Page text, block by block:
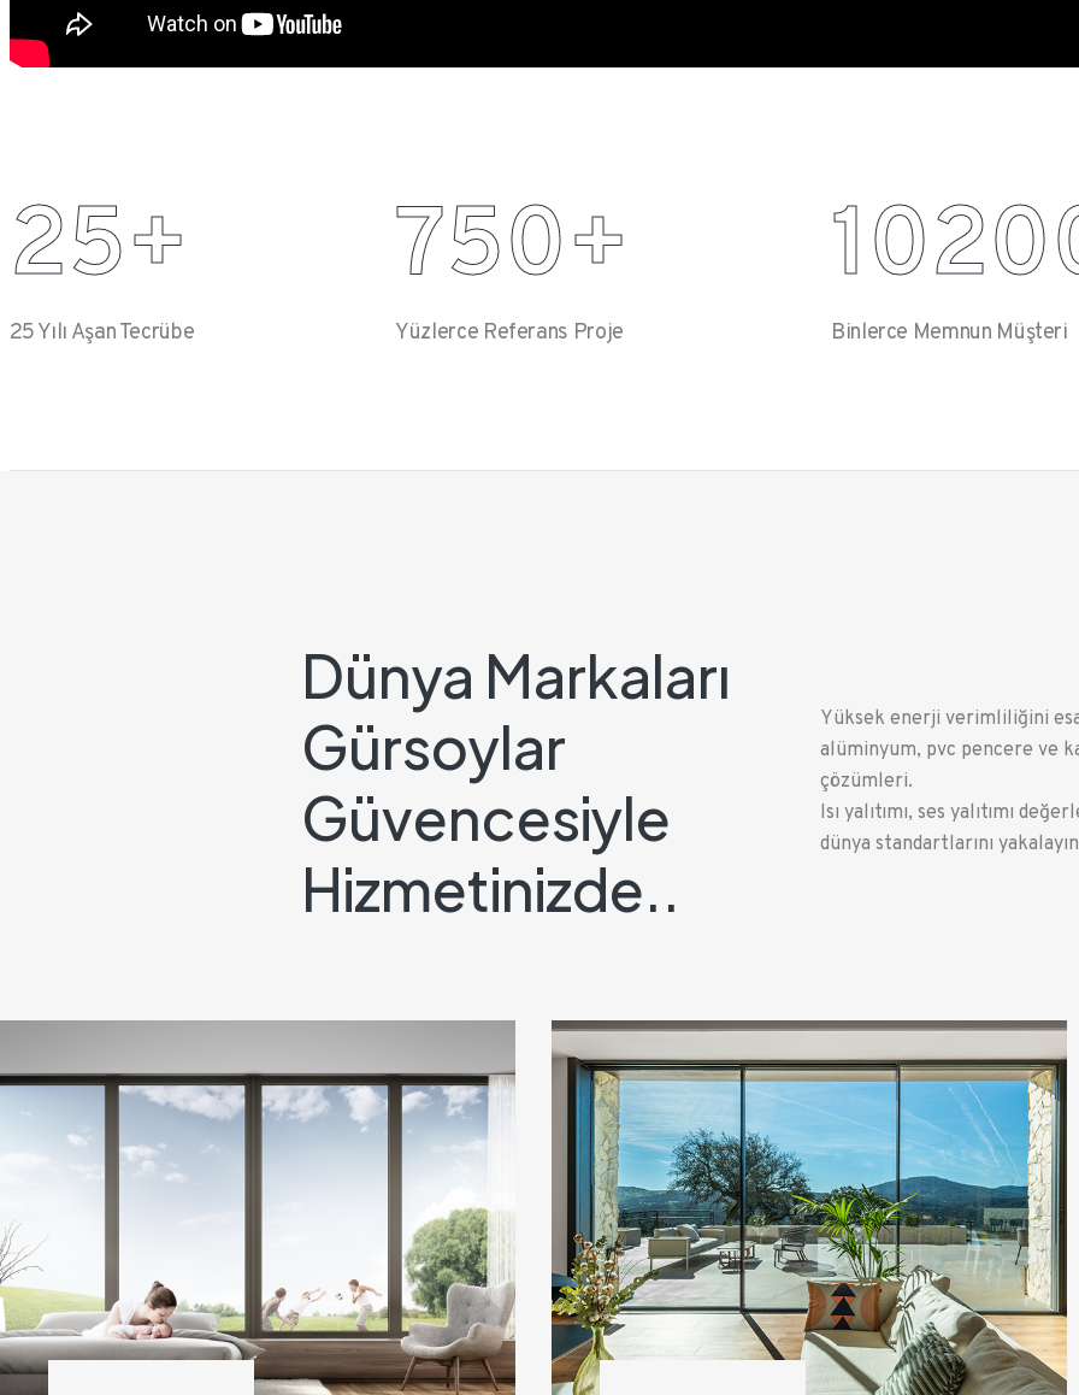
25+
25 Yılı Aşan Tecrübe
750+
Yüzlerce Referans Proje Binlerce Memnun Müşteri
Dünya Markaları
Gürsoylar
Güvencesiyle
Hizmetinizde..
Yüksek enerji verimliliğini
alüminyum, pvc pencere ve
çözümleri.
Isı yalıtımı, ses yalıtımı
dünya standartlarını